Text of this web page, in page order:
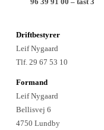
Driftbestyrer
Leif Nygaard
Tlf. 29 67 53 10
Formand
Leif Nygaard
Bellisvej 6
4750 Lundby